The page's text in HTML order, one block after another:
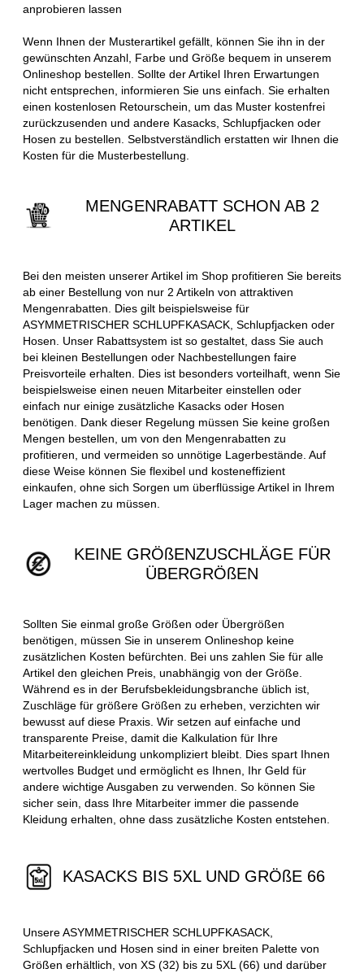
anprobieren lassen
Wenn Ihnen der Musterartikel gefällt, können Sie ihn in der
gewünschten Anzahl, Farbe und Größe bequem in unserem
Onlineshop bestellen. Sollte der Artikel Ihren Erwartungen
nicht entsprechen, informieren Sie uns einfach. Sie erhalten
einen kostenlosen Retourschein, um das Muster kostenfrei
zurückzusenden und andere Kasacks, Schlupfjacken oder
Hosen zu bestellen. Selbstverständlich erstatten wir Ihnen die
Kosten für die Musterbestellung.
MENGENRABATT SCHON AB 2
ARTIKEL
Bei den meisten unserer Artikel im Shop profitieren Sie bereits
ab einer Bestellung von nur 2 Artikeln von attraktiven
Mengenrabatten. Dies gilt beispielsweise für
ASYMMETRISCHER SCHLUPFKASACK, Schlupfjacken oder
Hosen. Unser Rabattsystem ist so gestaltet, dass Sie auch
bei kleinen Bestellungen oder Nachbestellungen faire
Preisvorteile erhalten. Dies ist besonders vorteilhaft, wenn Sie
beispielsweise einen neuen Mitarbeiter einstellen oder
einfach nur einige zusätzliche Kasacks oder Hosen
benötigen. Dank dieser Regelung müssen Sie keine großen
Mengen bestellen, um von den Mengenrabatten zu
profitieren, und vermeiden so unnötige Lagerbestände. Auf
diese Weise können Sie flexibel und kosteneffizient
einkaufen, ohne sich Sorgen um überflüssige Artikel in Ihrem
Lager machen zu müssen.
KEINE GRÖßENZUSCHLÄGE FÜR
ÜBERGRÖßEN
Sollten Sie einmal große Größen oder Übergrößen
benötigen, müssen Sie in unserem Onlineshop keine
zusätzlichen Kosten befürchten. Bei uns zahlen Sie für alle
Artikel den gleichen Preis, unabhängig von der Größe.
Während es in der Berufsbekleidungsbranche üblich ist,
Zuschläge für größere Größen zu erheben, verzichten wir
bewusst auf diese Praxis. Wir setzen auf einfache und
transparente Preise, damit die Kalkulation für Ihre
Mitarbeitereinkleidung unkompliziert bleibt. Dies spart Ihnen
wertvolles Budget und ermöglicht es Ihnen, Ihr Geld für
andere wichtige Ausgaben zu verwenden. So können Sie
sicher sein, dass Ihre Mitarbeiter immer die passende
Kleidung erhalten, ohne dass zusätzliche Kosten entstehen.
KASACKS BIS 5XL UND GRÖßE 66
Unsere ASYMMETRISCHER SCHLUPFKASACK,
Schlupfjacken und Hosen sind in einer breiten Palette von
Größen erhältlich, von XS (32) bis zu 5XL (66) und darüber